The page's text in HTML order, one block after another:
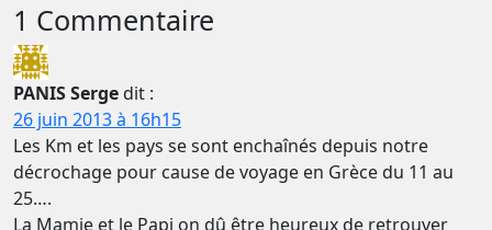
1 Commentaire
PANIS Sergedit :
26 juin 2013 à 16h15
Les Km et les pays se sont enchaînés depuis notre
décrochage pour cause de voyage en Grèce du 11 au
25….
La Mamie et le Papi on dû être heureux de retrouver